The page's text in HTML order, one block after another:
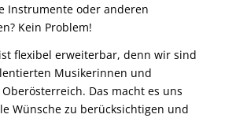
Instrumente oder anderen
Kein Problem!
flexibel erweiterbar, denn wir sind
Musikerinnen und
Das macht es uns
Wünsche zu berücksichtigen und